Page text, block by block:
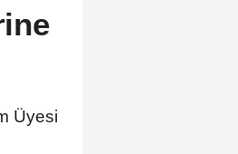
Üyesi